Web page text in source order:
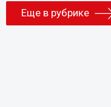
Еще в рубрике